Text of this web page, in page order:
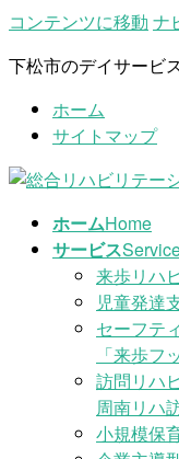
コンテンツに移動 ナ
下松市のデイサービ
ホーム
サイトマップ
ホームHome
サービス
来歩リハ
児童発達
セーフテ
「来歩フ
訪問リハ
周南リハ
小規模保